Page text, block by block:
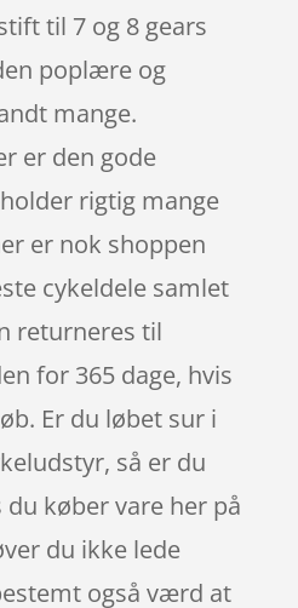
til 7 og 8 gears
poplære og
mange.
er den gode
rigtig mange
er nok shoppen
cykeldele samlet
returneres til
for 365 dage, hvis
Er du løbet sur i
så er du
køber vare her på
du ikke lede
også værd at